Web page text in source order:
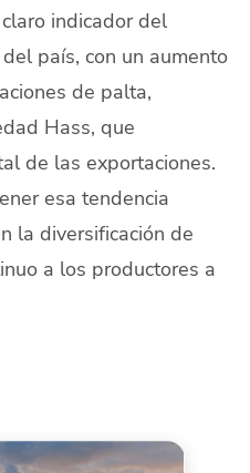
indicador del
país, con un aumento
de palta,
Hass, que
de las exportaciones.
esa tendencia
la diversificación de
a los productores a